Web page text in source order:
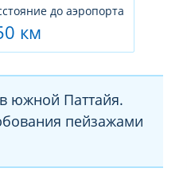
до аэропорта
км
южной Паттайя.
пейзажами